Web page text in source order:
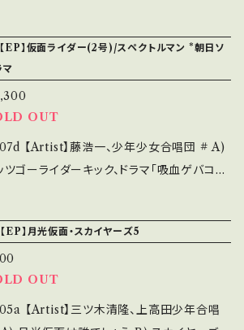
onbankutsu.thebase.in/items/1425214
い。 ___【bid】2508y
て頂ける方のご購入をお願い致します。 Ple
purchase it if you understand that it
hand. *詳しくは ■■■状態・説明
について■■■ をご覧ください。 https://
items/14252144
らせ等は、About 画面にてご確認ください。
ラマ39話最終回・怪獣ゼットン 参
】 Jacket/Record：B-/
内盤/Wジャケ/赤盤) *ジャケ痛み ____
【About t
状態説明】 S・新品未開封など A・綺
キズ等も無く、痛みも薄い B・多少痛み・キズ
て頂ける方のご購入をお願い致します。 Ple
purchase it if you understand that it
hand. *詳しくは ■■■状態・説明
について■■■ をご覧ください。 https://
EP】仮面ライダー(2号)/スペクトルマン *朝日ソ
マ
OUT
【Artist】藤浩一、少年少女合唱団 # A)
ツゴーライダーキック、ドラマ「吸血ゲバコン
/ ARM-5006 / 朝日ソノラマ * 参考視聴: -
】 Jacket/Record：B-/B (国内盤/
ケ) ___________________
the state/状態説明】 S・新
EP】月光仮面・スカイヤーズ5
OUT
【Artist】三ツ木清隆、上高田少年合唱